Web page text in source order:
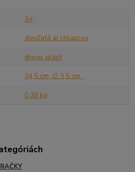
3+
dievčatá aj chlapcov
drevo, plast
34,5 cm, ∅ 5,5 cm
0,38 kg